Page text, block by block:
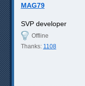
MAG79
SVP developer
Offline
Thanks: 1108